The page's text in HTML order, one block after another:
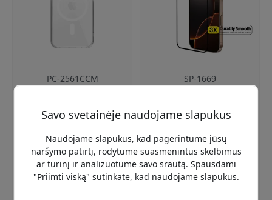
PC-2561CCM
iPhone 16e, su smūgiams
paaukštintais kampais ir
belaidžiu įkrovimu -
Skaidrus
Smūgiams atsparus
rėmas ir kieta nugarėlė
SP-1669
skirta iPhone 16 Pro Max,
6,9 colio, su itin skaidriu
paviršiumi ir apsauga
nuo pirštų atspaudų -
Skaidrus
Įbrėžimams atsparus
grūdintas stiklas
Savo svetainėje naudojame slapukus
Naudojame slapukus, kad pagerintume jūsų
naršymo patirtį, rodytume suasmenintus skelbimus
ar turinį ir analizuotume savo srautą. Spausdami
"Priimti viską" sutinkate, kad naudojame slapukus.